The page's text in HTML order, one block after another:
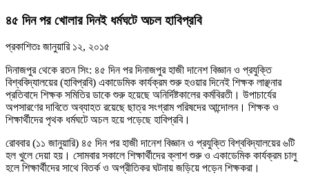
৪৫ দিন পর খোলার দিনই ধর্মঘটে অচল হাবিপ্রবি
প্রকাশিতঃ জানুয়ারি ১২, ২০১৫
দিনাজপুর থেকে রতন সিং: ৪৫ দিন পর দিনাজপুর হাজী দানেশ বিজ্ঞান ও প্রযুক্তি
বিশ্ববিদ্যালয়ের (হাবিপ্রবি) একাডেমিক কার্যক্রম শুরু হওয়ার দিনেই শিক্ষক লাঞ্ছনার
প্রতিবাদে শিক্ষক সমিতির ডাকে শুরু হয়েছে অনির্দিষ্টকালের কর্মবিরতী। উপাচার্যের
অপসারণের দাবিতে অব্যাহত রয়েছে ছাত্র সংগ্রাম পরিষদের আন্দোলন। শিক্ষক ও
শিক্ষার্থীদের পৃথক ধর্মঘটে অচল হয়ে পড়েছে হাবিপ্রবি।
রোববার (১১ জানুয়ারি) ৪৫ দিন পর হাজী দানেশ বিজ্ঞান ও প্রযুক্তি বিশ্ববিদ্যালয়ের ৬টি
হল খুলে দেয়া হয়। সোমবার সকালে শিক্ষার্থীদের ক্লাশ শুরু ও একাডেমিক কার্যক্রম চালু
হলে শিক্ষার্থীদের সাথে বিতর্ক ও অপ্রীতিকর ঘটনায় জড়িয়ে পড়েন শিক্ষকরা।